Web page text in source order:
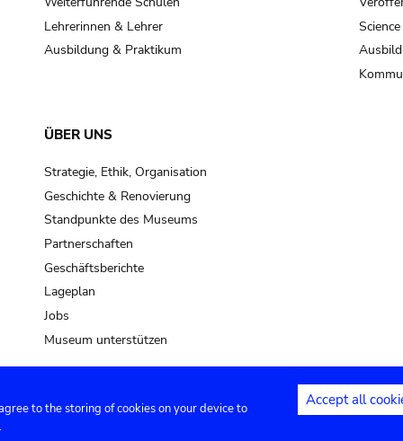
Lehrerinnen & Lehrer
Ausbildung & Praktikum
ÜBER UNS
Strategie, Ethik, Organisation
Geschichte & Renovierung
Standpunkte des Museums
Partnerschaften
Geschäftsberichte
Lageplan
Jobs
Museum unterstützen
Privacy settings
to the storing of cookies on your device to
Accept all